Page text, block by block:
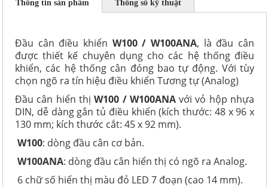
Thông tin sản phẩm Thông số kỹ thuật
Đầu cân điều khiển W100 / W100ANA, là đầu cân
được thiết kế chuyên dụng cho các hệ thống điều
khiển, các hệ thống cân đóng bao tự động. Với tùy
chọn ngõ ra tín hiệu điều khiển Tương tự (Analog)
Đầu cân hiển thịW100 / W100ANAvới vỏ hộp nhựa
DIN, dễ dàng gắn tủ điều khiển (kích thước: 48 x 96 x
130 mm; kích thước cắt: 45 x 92 mm).
W100: dòng đầu cân cơ bản.
W100ANA: dòng đầu cân hiển thị có ngõ ra Analog.
6 chữ số hiển thị màu đỏ LED 7 đoạn (cao 14 mm).